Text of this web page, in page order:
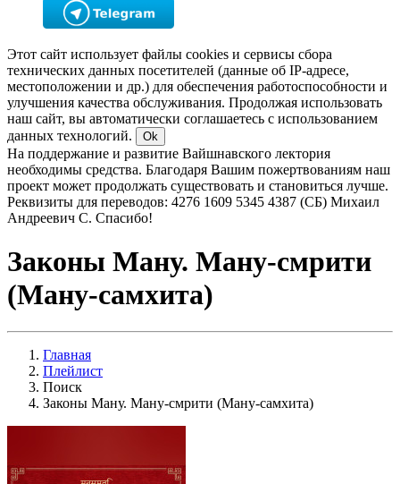
Этот сайт использует файлы cookies и сервисы сбора
технических данных посетителей (данные об IP-адресе,
местоположении и др.) для обеспечения работоспособности и
улучшения качества обслуживания. Продолжая использовать
наш сайт, вы автоматически соглашаетесь с использованием
данных технологий.
Ok
На поддержание и развитие Вайшнавского лектория
необходимы средства. Благодаря Вашим пожертвованиям наш
проект может продолжать существовать и становиться лучше.
Реквизиты для переводов: 4276 1609 5345 4387 (СБ) Михаил
Андреевич С. Спасибо!
Законы Ману. Ману-смрити
(Ману-самхита)
Главная
Плейлист
Поиск
Законы Ману. Ману-смрити (Ману-самхита)